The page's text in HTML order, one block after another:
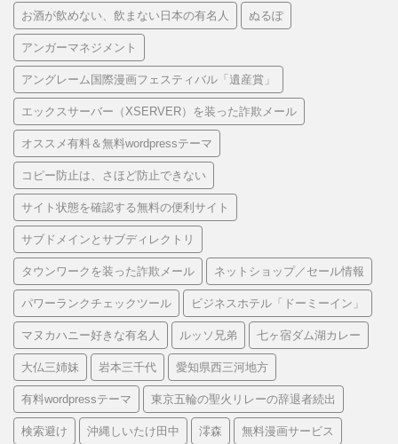
お酒が飲めない、飲まない日本の有名人 ぬるぽ
アンガーマネジメント
アングレーム国際漫画フェスティバル「遺産賞」
エックスサーバー（XSERVER）を装った詐欺メール
オススメ有料＆無料wordpressテーマ
コピー防止は、さほど防止できない
サイト状態を確認する無料の便利サイト
サブドメインとサブディレクトリ
タウンワークを装った詐欺メール ネットショップ／セール情報
パワーランクチェックツール ビジネスホテル「ドーミーイン」
マヌカハニー好きな有名人 ルッソ兄弟 七ヶ宿ダム湖カレー
大仏三姉妹 岩本三千代 愛知県西三河地方
有料wordpressテーマ 東京五輪の聖火リレーの辞退者続出
検索避け 沖縄しいたけ田中 澪森 無料漫画サービス